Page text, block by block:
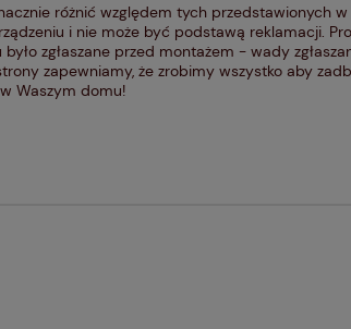
różnić względem tych przedstawionych
i nie może być podstawą reklamacji.
zgłaszane przed montażem - wady
zapewniamy, że zrobimy wszystko aby
Waszym domu!